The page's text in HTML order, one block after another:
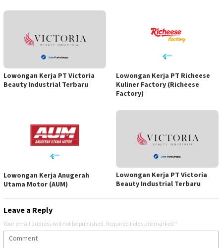
Lowongan Kerja PT Victoria
Beauty Industrial Terbaru
Lowongan Kerja PT Richeese
Kuliner Factory (Richeese
Factory)
Lowongan Kerja Anugerah
Utama Motor (AUM)
Lowongan Kerja PT Victoria
Beauty Industrial Terbaru
Leave a Reply
Your email address will not be published. Required fields are marked *